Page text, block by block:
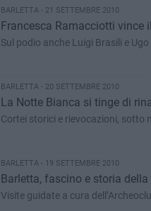
BARLETTA - 21 SETTEMBRE 2010
Francesca Ramacciotti vince
Sul podio anche Luigi Brasili e
BARLETTA - 20 SETTEMBRE 2010
La Notte Bianca si tinge di
Cortei storici e rievocazioni, sotto
BARLETTA - 19 SETTEMBRE 2010
Barletta, fascino e storia
Visite guidate a cura